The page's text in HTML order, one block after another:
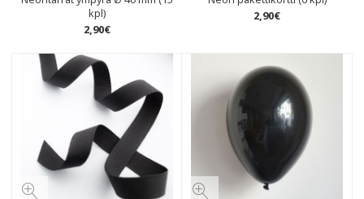
kpl)
2,90€
2,90€